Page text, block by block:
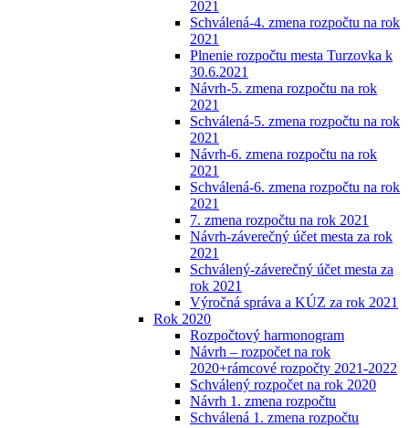
2021
Schválená-4. zmena rozpočtu na rok
2021
Plnenie rozpočtu mesta Turzovka k
30.6.2021
Návrh-5. zmena rozpočtu na rok
2021
Schválená-5. zmena rozpočtu na rok
2021
Návrh-6. zmena rozpočtu na rok
2021
Schválená-6. zmena rozpočtu na rok
2021
7. zmena rozpočtu na rok 2021
Návrh-záverečný účet mesta za rok
2021
Schválený-záverečný účet mesta za
rok 2021
Výročná správa a KÚZ za rok 2021
Rok 2020
Rozpočtový harmonogram
Návrh – rozpočet na rok
2020+rámcové rozpočty 2021-2022
Schválený rozpočet na rok 2020
Návrh 1. zmena rozpočtu
Schválená 1. zmena rozpočtu